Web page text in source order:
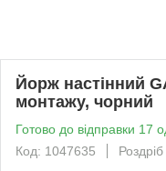
Йорж настінний
монтажу, чорний
Готово до відправки 17
Код: 1047635
Роздріб